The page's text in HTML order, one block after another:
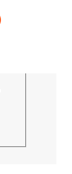
Медицинская